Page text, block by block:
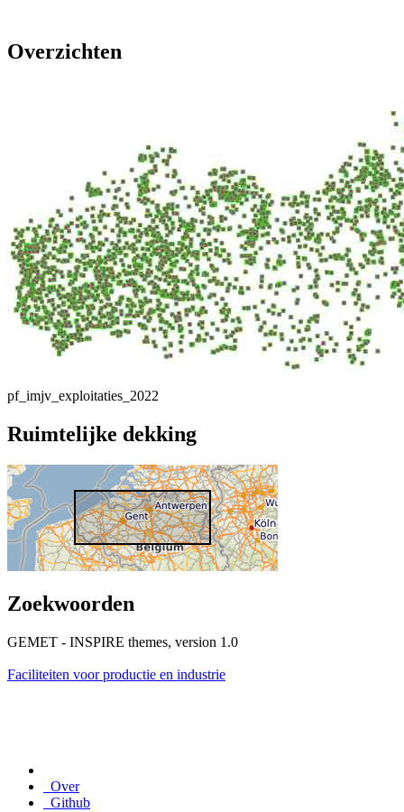
Overzichten
pf_imjv_exploitaties_2022
Ruimtelijke dekking
Zoekwoorden
GEMET - INSPIRE themes, version 1.0
Faciliteiten voor productie en industrie
Over
Github